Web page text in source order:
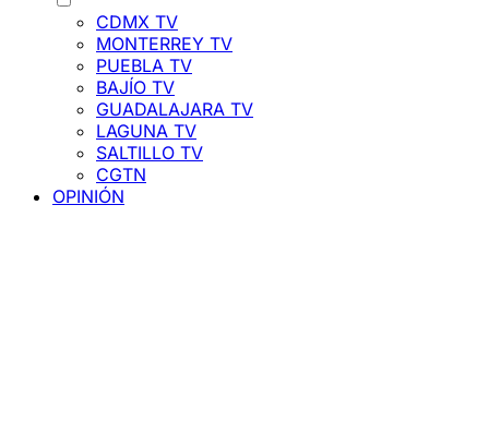
CDMX TV
MONTERREY TV
PUEBLA TV
BAJÍO TV
GUADALAJARA TV
LAGUNA TV
SALTILLO TV
CGTN
OPINIÓN